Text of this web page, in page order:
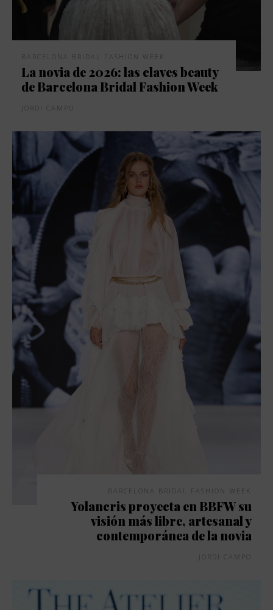
BARCELONA BRIDAL FASHION WEEK
La novia de 2026: las claves beauty
de Barcelona Bridal Fashion Week
JORDI CAMPO
BARCELONA BRIDAL FASHION WEEK
Yolancris proyecta en BBFW su
visión más libre, artesanal y
contemporánea de la novia
JORDI CAMPO